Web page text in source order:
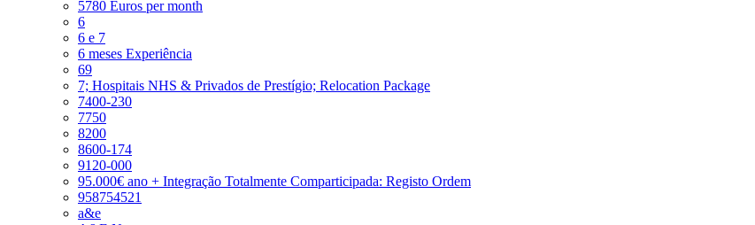
5780 Euros per month
6
6 e 7
6 meses Experiência
69
7; Hospitais NHS & Privados de Prestígio; Relocation Package
7400-230
7750
8200
8600-174
9120-000
95.000€ ano + Integração Totalmente Comparticipada: Registo Ordem
958754521
a&e